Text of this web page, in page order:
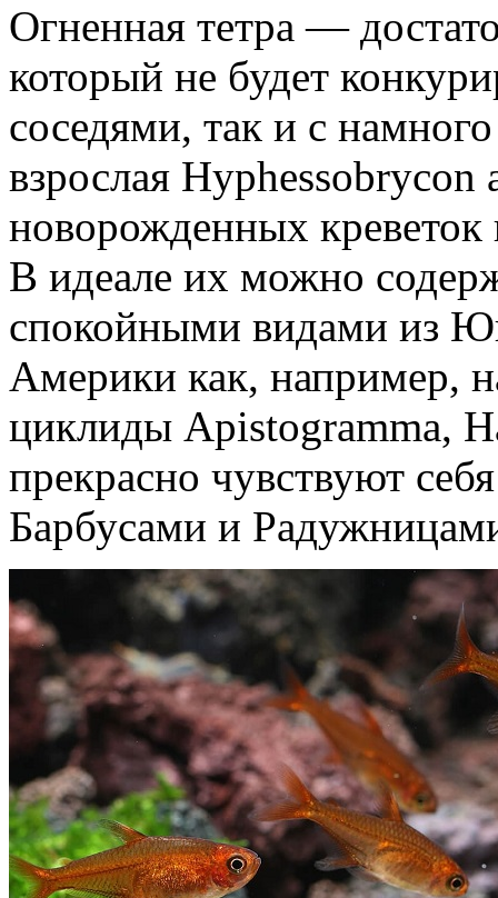
Огненная тетра —
который не будет
соседями, так и с
взрослая Hyphessobrycon
новорожденных креветок
В идеале их можно
спокойными видами из
Америки как, например,
циклиды Apistogramma,
прекрасно чувствуют
Барбусами и